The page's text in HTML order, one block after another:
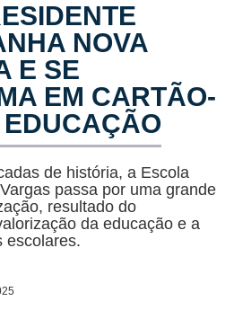
NOVA
E SE
EM CARTÃO-
de história, a Escola
passa por uma grande
resultado do
da educação e a
escolares.